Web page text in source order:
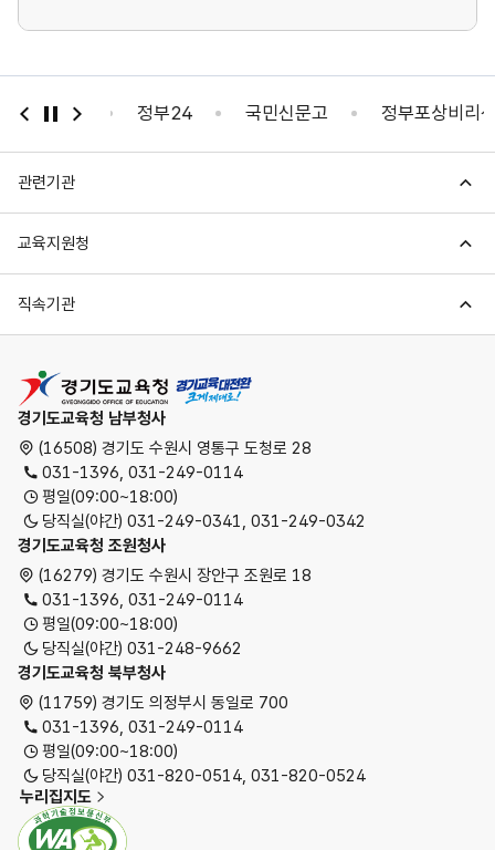
가진단 정부24 국민신문고 정부포상비리신고
관련기관
교육지원청
직속기관
경기도교육청
경기도교육청 남부청사
(16508) 경기도 수원시 영통구 도청로 28
031-1396, 031-249-0114
평일(09:00~18:00)
당직실(야간) 031-249-0341, 031-249-0342
경기도교육청 조원청사
(16279) 경기도 수원시 장안구 조원로 18
031-1396, 031-249-0114
평일(09:00~18:00)
당직실(야간) 031-248-9662
경기도교육청 북부청사
(11759) 경기도 의정부시 동일로 700
031-1396, 031-249-0114
평일(09:00~18:00)
당직실(야간) 031-820-0514, 031-820-0524
누리집지도